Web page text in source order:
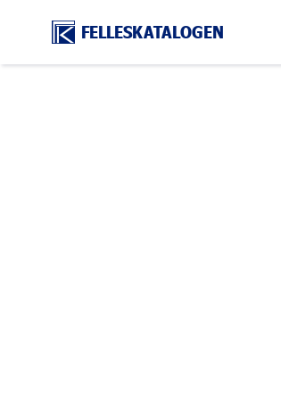
FELLESKATALOGEN